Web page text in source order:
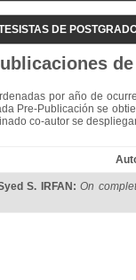
DE
de
por año de
Pre-Publicación se
co-autor se
S. IRFAN :On